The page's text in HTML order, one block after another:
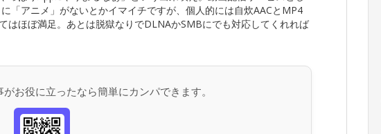
「アニメ」がないとかイマイチですが、個人的には自炊AACとMP4
はほぼ満足。あとは脱獄なりでDLNAかSMBにでも対応してくれれば
がお役に立ったなら簡単にカンパできます。